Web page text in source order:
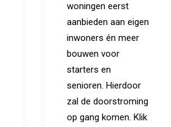
woningen eerst
aanbieden aan eigen
inwoners én meer
bouwen voor
starters en
senioren. Hierdoor
zal de doorstroming
op gang komen. Klik